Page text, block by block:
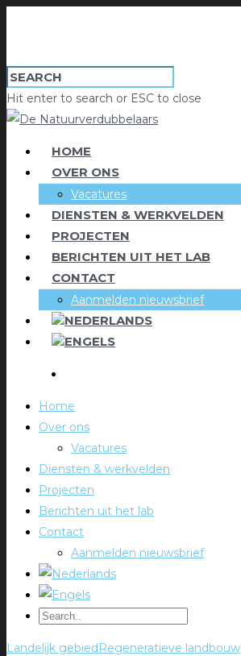
Hit enter to search or ESC to close
HOME
OVER ONS
Vacatures
DIENSTEN & WERKVELDEN
PROJECTEN
BERICHTEN UIT HET LAB
CONTACT
Aanmelden nieuwsbrief
Home
Over ons
Vacatures
Diensten & werkvelden
Projecten
Berichten uit het lab
Contact
Aanmelden nieuwsbrief
Landelijk gebiedRegeneratieve landbouw